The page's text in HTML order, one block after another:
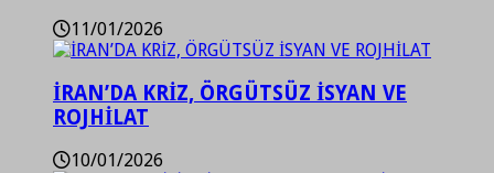
11/01/2026
İRAN’DA KRİZ, ÖRGÜTSÜZ İSYAN VE
ROJHİLAT
10/01/2026